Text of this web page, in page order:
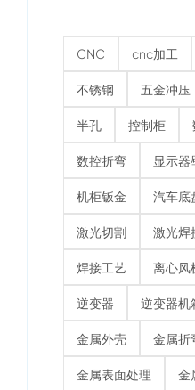
CNC cnc加工
不锈钢 五金冲压
半孔 控制柜
数控折弯 显示器
机柜钣金 汽车底
激光切割 激光焊
焊接工艺 离心风
逆变器 逆变器机
金属外壳 金属折
金属表面处理 金